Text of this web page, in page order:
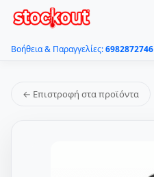
Βοήθεια & Παραγγελίες:6982872746
← Επιστροφή στα προϊόντα